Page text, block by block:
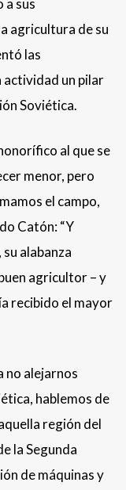
a sus
agricultura de su
las
actividad un pilar
Soviética.
al que se
menor, pero
el campo,
Catón: “Y
alabanza
agricultor – y
recibido el mayor
no alejarnos
hablemos de
región del
la Segunda
de máquinas y